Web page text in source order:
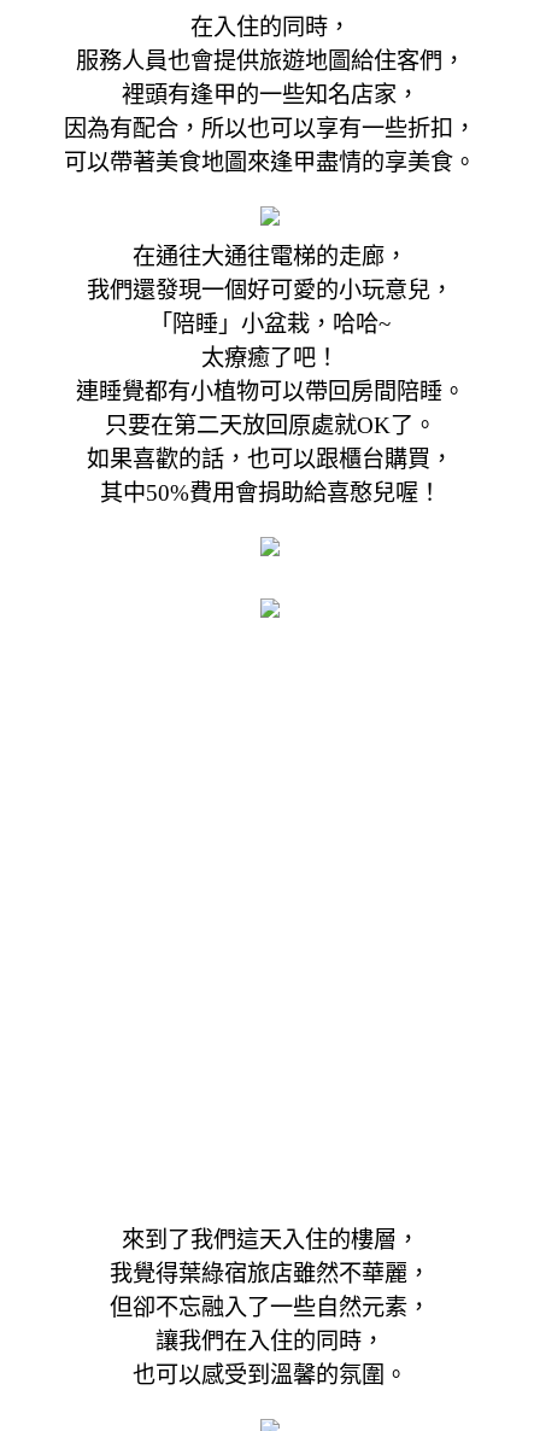
在入住的同時，
服務人員也會提供旅遊地圖給住客們，
裡頭有逢甲的一些知名店家，
因為有配合，所以也可以享有一些折扣，
可以帶著美食地圖來逢甲盡情的享美食。
在通往大通往電梯的走廊，
我們還發現一個好可愛的小玩意兒，
「陪睡」小盆栽，哈哈~
太療癒了吧！
連睡覺都有小植物可以帶回房間陪睡。
只要在第二天放回原處就OK了。
如果喜歡的話，也可以跟櫃台購買，
其中50%費用會捐助給喜憨兒喔！
來到了我們這天入住的樓層，
我覺得葉綠宿旅店雖然不華麗，
但卻不忘融入了一些自然元素，
讓我們在入住的同時，
也可以感受到溫馨的氛圍。